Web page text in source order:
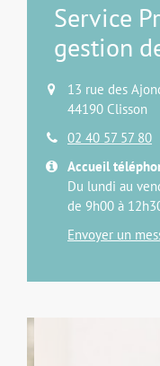
Service
gestion
13 rue des
44190 Clisson
02 40 57 57 80
Accueil
Du lundi au
de 9h00 à
Envoyer un